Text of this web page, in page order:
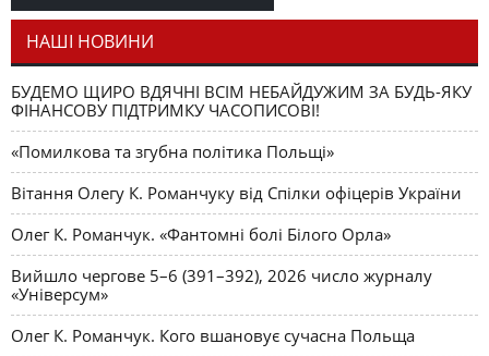
як уособлення української політстратегії й тактики
НАШІ НОВИНИ
БУДЕМО ЩИРО ВДЯЧНІ ВСІМ НЕБАЙДУЖИМ ЗА БУДЬ-ЯКУ
ФІНАНСОВУ ПІДТРИМКУ ЧАСОПИСОВІ!
«Помилкова та згубна політика Польщі»
Вітання Олегу К. Романчуку від Спілки офіцерів України
Олег К. Романчук. «Фантомні болі Білого Орла»
Вийшло чергове 5–6 (391–392), 2026 число журналу
«Універсум»
Олег К. Романчук. Кого вшановує сучасна Польща